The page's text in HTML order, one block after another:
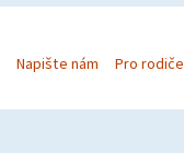
Napište nám Pro rodiče